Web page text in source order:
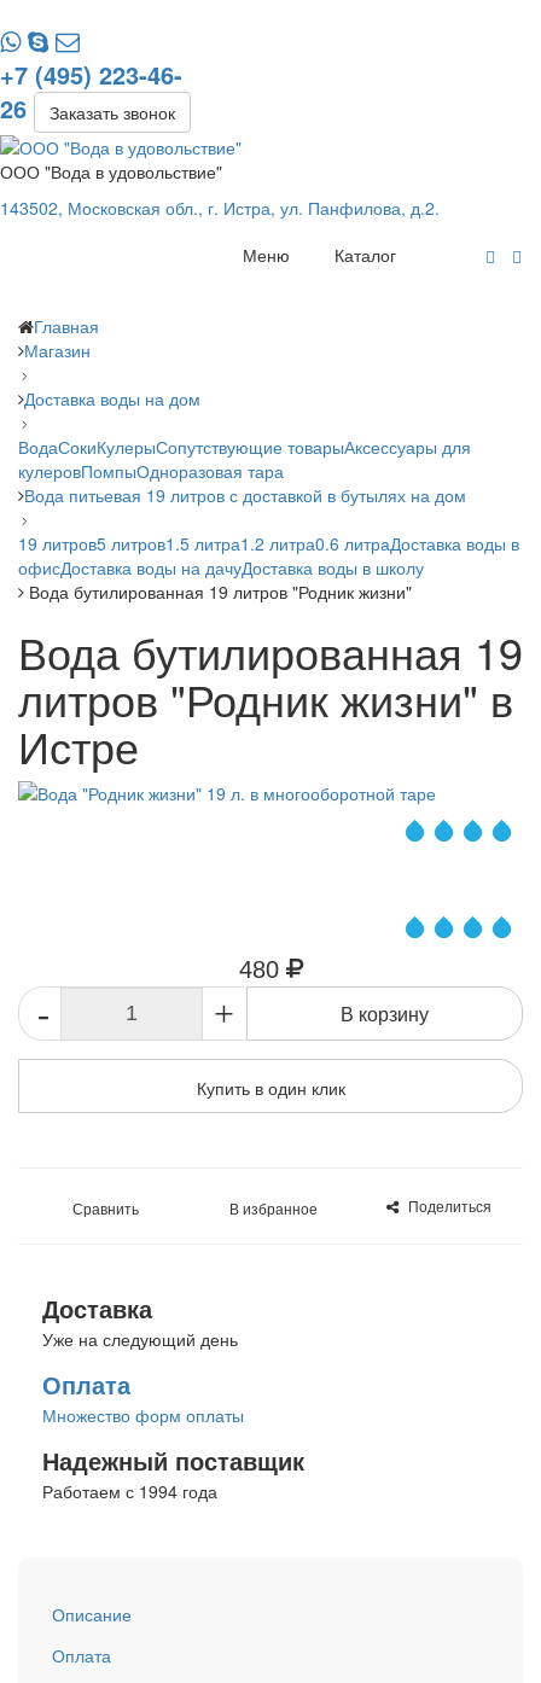
+7 (495) 223-46-
26
Заказать звонок
ООО "Вода в удовольствие"
143502, Московская обл., г. Истра, ул. Панфилова, д.2.
Каталог
Меню
Главная
Магазин
Доставка воды на дом
ВодаСокиКулерыСопутствующие товарыАксессуары для
кулеровПомпыОдноразовая тара
Вода питьевая 19 литров с доставкой в бутылях на дом
19 литров5 литров1.5 литра1.2 литра0.6 литраДоставка воды в
офисДоставка воды на дачуДоставка воды в школу
Вода бутилированная 19 литров "Родник жизни"
Вода бутилированная 19
литров "Родник жизни" в
Истре
480
- + В корзину
Купить в один клик
Сравнить В избранное Поделиться
Доставка
Уже на следующий день
Оплата
Множество форм оплаты
Надежный поставщик
Работаем с 1994 года
Описание
Оплата